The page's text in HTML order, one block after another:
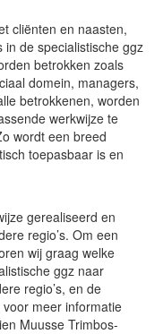
cliënten en naasten,
in de specialistische ggz
betrokken zoals
domein, managers,
betrokkenen, worden
werkwijze te
wordt een breed
toepasbaar is en
gerealiseerd en
regio’s. Om een
wij graag welke
ggz naar
regio’s, en de
meer informatie
Muusse Trimbos-